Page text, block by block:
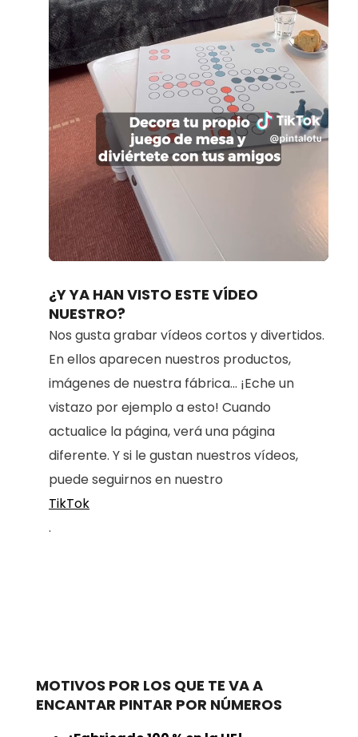
Unmute
100.00%
¿Y YA HAN VISTO ESTE VÍDEO
NUESTRO?
Nos gusta grabar vídeos cortos y divertidos.
En ellos aparecen nuestros productos,
imágenes de nuestra fábrica... ¡Eche un
vistazo por ejemplo a esto! Cuando
actualice la página, verá una página
diferente. Y si le gustan nuestros vídeos,
puede seguirnos en nuestro
TikTok
.
MOTIVOS POR LOS QUE TE VA A
ENCANTAR PINTAR POR NÚMEROS